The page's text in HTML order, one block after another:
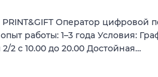
Оператор цифровой
работы: 1–3 года Условия:
2 c 10.00 до 20.00 Достойная…